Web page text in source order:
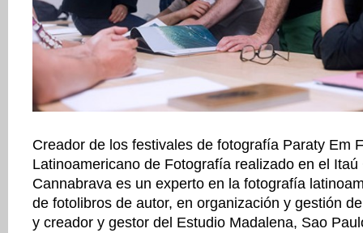
Creador de los festivales de fotografía Paraty Em
Latinoamericano de Fotografía realizado en el
Cannabrava es un experto en la fotografía
de fotolibros de autor, en organización y gestión
y creador y gestor del Estudio Madalena, Sao